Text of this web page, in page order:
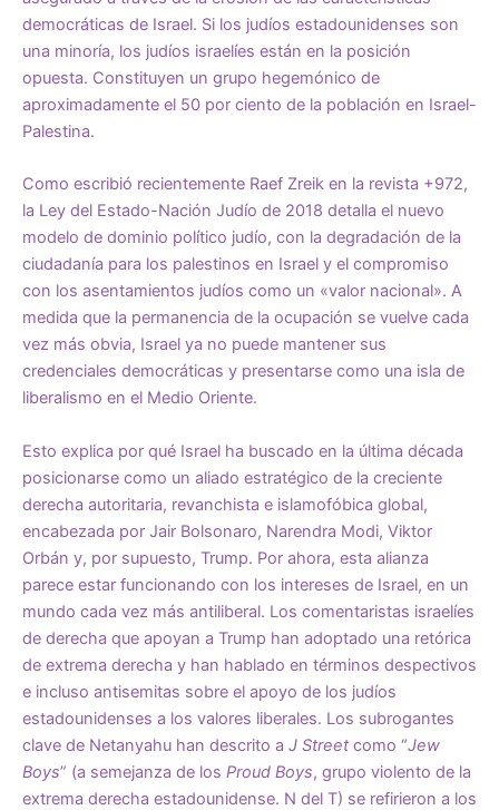
democráticas de Israel. Si los judíos estadounidenses son
una minoría, los judíos israelíes están en la posición
opuesta. Constituyen un grupo hegemónico de
aproximadamente el 50 por ciento de la población en Israel-
Palestina.
Como escribió recientemente Raef Zreik en la revista +972,
la Ley del Estado-Nación Judío de 2018 detalla el nuevo
modelo de dominio político judío, con la degradación de la
ciudadanía para los palestinos en Israel y el compromiso
con los asentamientos judíos como un «valor nacional». A
medida que la permanencia de la ocupación se vuelve cada
vez más obvia, Israel ya no puede mantener sus
credenciales democráticas y presentarse como una isla de
liberalismo en el Medio Oriente.
Esto explica por qué Israel ha buscado en la última década
posicionarse como un aliado estratégico de la creciente
derecha autoritaria, revanchista e islamofóbica global,
encabezada por Jair Bolsonaro, Narendra Modi, Viktor
Orbán y, por supuesto, Trump. Por ahora, esta alianza
parece estar funcionando con los intereses de Israel, en un
mundo cada vez más antiliberal. Los comentaristas israelíes
de derecha que apoyan a Trump han adoptado una retórica
de extrema derecha y han hablado en términos despectivos
e incluso antisemitas sobre el apoyo de los judíos
estadounidenses a los valores liberales. Los subrogantes
clave de Netanyahu han descrito a J Streetcomo “Jew
Boys” (a semejanza de los Proud Boys, grupo violento de la
extrema derecha estadounidense. N del T) se refirieron a los